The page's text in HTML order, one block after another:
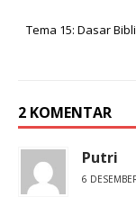
Tema 15: Dasar
2 KOMENTAR
Putri
6